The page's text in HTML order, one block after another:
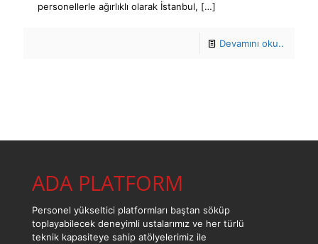
personellerle ağırlıklı olarak İstanbul, […]
Devamını oku..
ADA PLATFORM
Personel yükseltici platformları baştan söküp
toplayabilecek deneyimli ustalarımız ve her türlü
teknik kapasiteye sahip atölyelerimiz ile